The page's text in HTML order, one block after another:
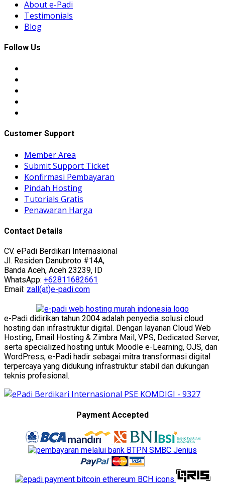
About e-Padi
Testimonials
Blog
Follow Us
Customer Support
Member Area
Submit Support Ticket
Konfirmasi Pembayaran
Pindah Hosting
Tutorials Gratis
Penawaran Harga
Contact Details
CV. ePadi Berdikari Internasional
Jl. Residen Danubroto #14A,
Banda Aceh, Aceh 23239, ID
WhatsApp: +62811682661
Email: zall(at)e-padi.com
e-Padi didirikan tahun 2004 adalah penyedia solusi cloud
hosting dan infrastruktur digital. Dengan layanan Cloud Web
Hosting, Email Hosting & Zimbra Mail, VPS, Dedicated Server,
serta specialized hosting untuk Moodle e-Learning, OJS, dan
WordPress, e-Padi hadir sebagai mitra transformasi digital
terpercaya yang didukung infrastruktur stabil dan dukungan
teknis profesional.
Payment Accepted